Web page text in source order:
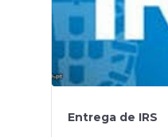
Entrega de IRS